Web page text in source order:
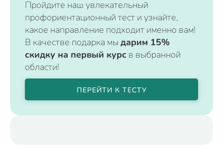
Пройдите наш увлекательный
профориентационный тест и узнайте,
какое направление подходит именно вам!
В качестве подарка мы дарим 15%
скидку на первый курс в выбранной
области!
ПЕРЕЙТИ К ТЕСТУ